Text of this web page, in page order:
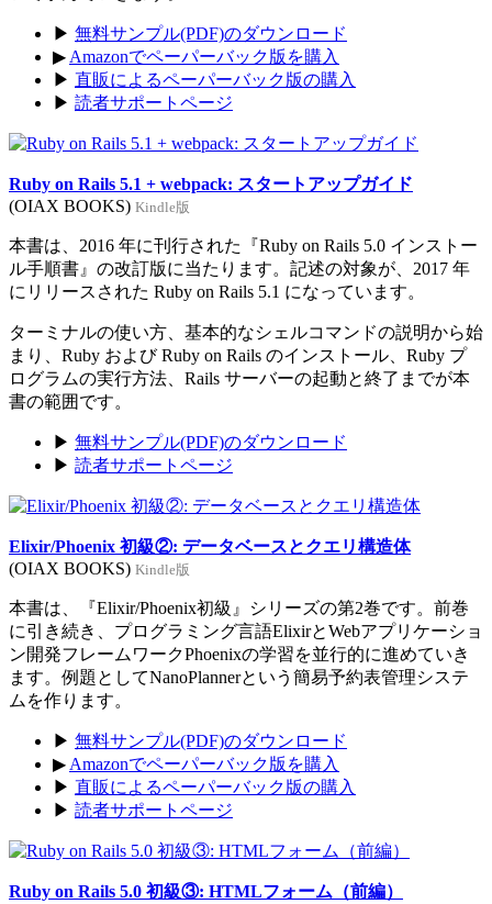
▶ 無料サンプル(PDF)のダウンロード
▶ Amazonでペーパーバック版を購入
▶ 直販によるペーパーバック版の購入
▶ 読者サポートページ
Ruby on Rails 5.1 + webpack: スタートアップガイド
(OIAX BOOKS) Kindle版
本書は、2016 年に刊行された『Ruby on Rails 5.0 インストー
ル手順書』の改訂版に当たります。記述の対象が、2017 年
にリリースされた Ruby on Rails 5.1 になっています。
ターミナルの使い方、基本的なシェルコマンドの説明から始
まり、Ruby および Ruby on Rails のインストール、Ruby プ
ログラムの実行方法、Rails サーバーの起動と終了までが本
書の範囲です。
▶ 無料サンプル(PDF)のダウンロード
▶ 読者サポートページ
Elixir/Phoenix 初級②: データベースとクエリ構造体
(OIAX BOOKS) Kindle版
本書は、『Elixir/Phoenix初級』シリーズの第2巻です。前巻
に引き続き、プログラミング言語ElixirとWebアプリケーショ
ン開発フレームワークPhoenixの学習を並行的に進めていき
ます。例題としてNanoPlannerという簡易予約表管理システ
ムを作ります。
▶ 無料サンプル(PDF)のダウンロード
▶ Amazonでペーパーバック版を購入
▶ 直販によるペーパーバック版の購入
▶ 読者サポートページ
Ruby on Rails 5.0 初級③: HTMLフォーム（前編）